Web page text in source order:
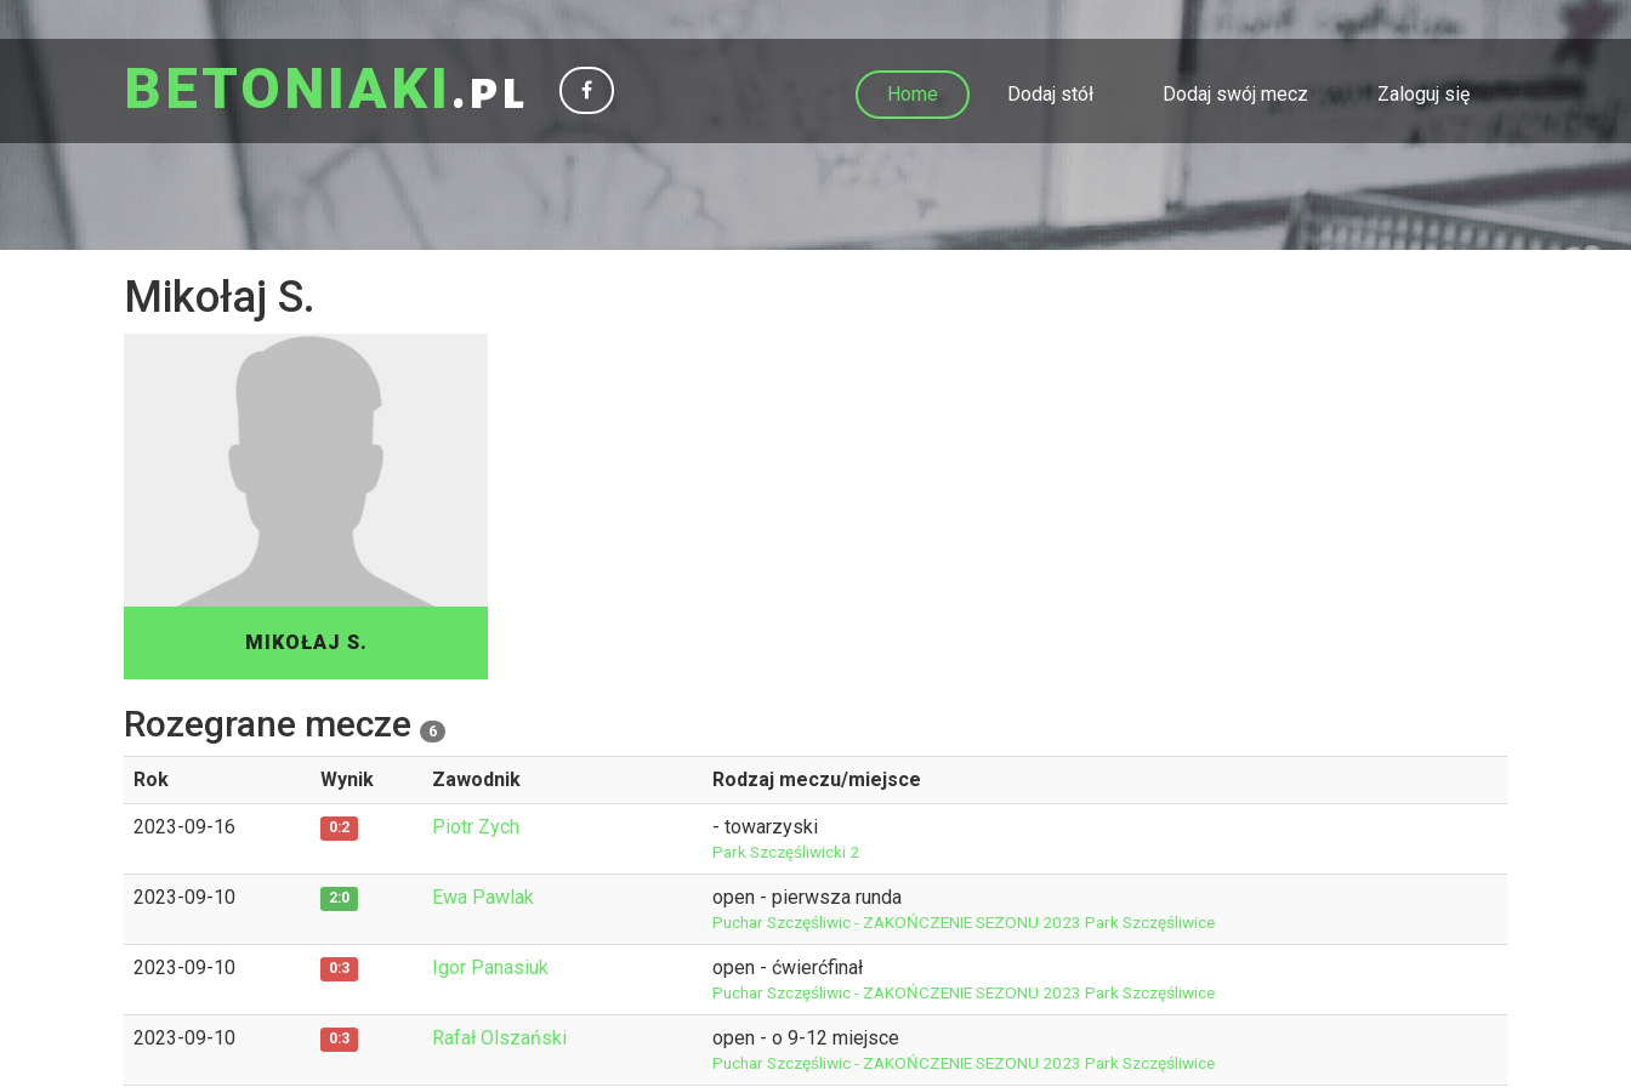
BETONIAKI.pl Home Dodaj stół Dodaj swój mecz Zaloguj się
Mikołaj S.
MIKOŁAJ S.
Rozegrane mecze 6
Rok Wynik Zawodnik Rodzaj meczu/miejsce
2023-09-16 0:2 Piotr Zych - towarzyski
Park Szczęśliwicki 2
2023-09-10 2:0 Ewa Pawlak open - pierwsza runda
Puchar Szczęśliwic - ZAKOŃCZENIE SEZONU 2023 Park Szczęśliwice
2023-09-10 0:3 Igor Panasiuk open - ćwierćfinał
Puchar Szczęśliwic - ZAKOŃCZENIE SEZONU 2023 Park Szczęśliwice
2023-09-10 0:3 Rafał Olszański open - o 9-12 miejsce
Puchar Szczęśliwic - ZAKOŃCZENIE SEZONU 2023 Park Szczęśliwice